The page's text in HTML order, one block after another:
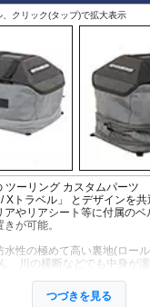
クリック(タップ)で拡大表示
ツーリング カスタムパーツ
Xトラベル」 とデザインを
やリアシート等に付属の
が可能。
性の極めて高い裏地(ロー
、川の横断などでも中身が濡
プによって、目的地到着後に
つづきを見る